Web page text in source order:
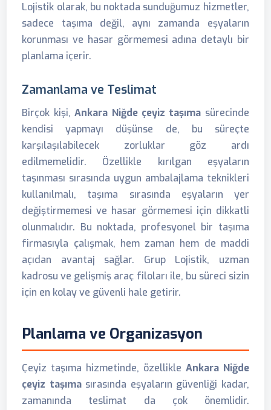
Lojistik olarak, bu noktada sunduğumuz hizmetler,
sadece taşıma değil, aynı zamanda eşyaların
korunması ve hasar görmemesi adına detaylı bir
planlama içerir.
Zamanlama ve Teslimat
Birçok kişi,Ankara Niğde çeyiz taşıma sürecinde
kendisi yapmayı düşünse de, bu süreçte
karşılaşılabilecek zorluklar göz ardı
edilmemelidir. Özellikle kırılgan eşyaların
taşınması sırasında uygun ambalajlama teknikleri
kullanılmalı, taşıma sırasında eşyaların yer
değiştirmemesi ve hasar görmemesi için dikkatli
olunmalıdır. Bu noktada, profesyonel bir taşıma
firmasıyla çalışmak, hem zaman hem de maddi
açıdan avantaj sağlar. Grup Lojistik, uzman
kadrosu ve gelişmiş araç filoları ile, bu süreci sizin
için en kolay ve güvenli hale getirir.
Planlama ve Organizasyon
Çeyiz taşıma hizmetinde, özellikle Ankara Niğde
çeyiz taşımasırasında eşyaların güvenliği kadar,
zamanında teslimat da çok önemlidir.